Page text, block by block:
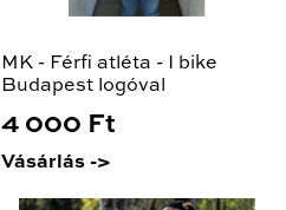
MK - Férfi atléta - I bike
Budapest logóval
4 000 Ft
Vásárlás ->